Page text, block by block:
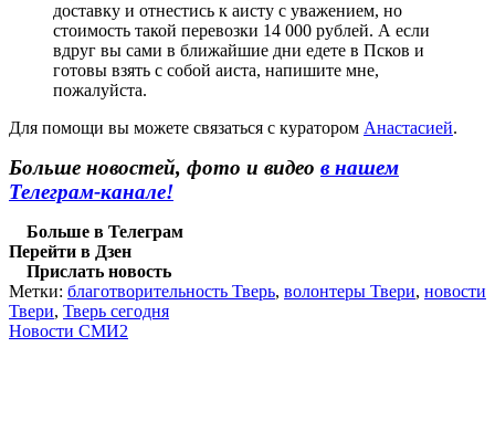
доставку и отнестись к аисту с уважением, но
стоимость такой перевозки 14 000 рублей. А если
вдруг вы сами в ближайшие дни едете в Псков и
готовы взять с собой аиста, напишите мне,
пожалуйста.
Для помощи вы можете связаться с куратором Анастасией.
Больше новостей, фото и видео в нашем
Телеграм-канале!
Больше в Телеграм
Перейти в Дзен
Прислать новость
Метки: благотворительность Тверь, волонтеры Твери, новости
Твери, Тверь сегодня
Новости СМИ2